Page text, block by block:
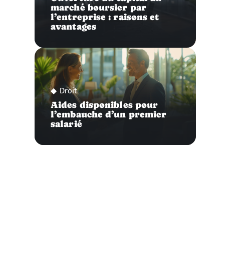
marché boursier par
l’entreprise : raisons et
avantages
Droit
Aides disponibles pour
l’embauche d’un premier
salarié